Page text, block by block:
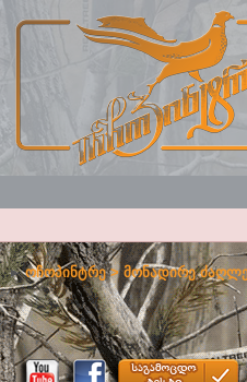
ოჩოპინტრე>მონადირე